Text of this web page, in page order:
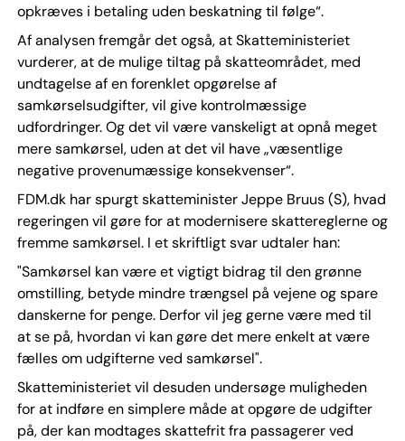
opkræves i betaling uden beskatning til følge“.
Af analysen fremgår det også, at Skatteministeriet
vurderer, at de mulige tiltag på skatteområdet, med
undtagelse af en forenklet opgørelse af
samkørselsudgifter, vil give kontrolmæssige
udfordringer. Og det vil være vanskeligt at opnå meget
mere samkørsel, uden at det vil have „væsentlige
negative provenumæssige konsekvenser“.
FDM.dk har spurgt skatteminister Jeppe Bruus (S), hvad
regeringen vil gøre for at modernisere skattereglerne og
fremme samkørsel. I et skriftligt svar udtaler han:
"Samkørsel kan være et vigtigt bidrag til den grønne
omstilling, betyde mindre trængsel på vejene og spare
danskerne for penge. Derfor vil jeg gerne være med til
at se på, hvordan vi kan gøre det mere enkelt at være
fælles om udgifterne ved samkørsel".
Skatteministeriet vil desuden undersøge muligheden
for at indføre en simplere måde at opgøre de udgifter
på, der kan modtages skattefrit fra passagerer ved